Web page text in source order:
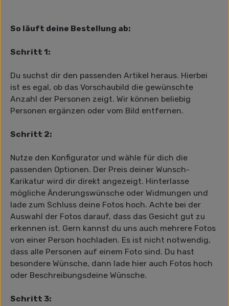
So läuft deine Bestellung ab:
Schritt 1:
Du suchst dir den passenden Artikel heraus. Hierbei
ist es egal, ob das Vorschaubild die gewünschte
Anzahl der Personen zeigt. Wir können beliebig
Personen ergänzen oder vom Bild entfernen.
Schritt 2:
Nutze den Konfigurator und wähle für dich die
passenden Optionen. Der Preis deiner Wunsch-
Karikatur wird dir direkt angezeigt. Hinterlasse
mögliche Änderungswünsche oder Widmungen und
lade zum Schluss deine Fotos hoch. Achte bei der
Auswahl der Fotos darauf, dass das Gesicht gut zu
erkennen ist. Gern kannst du uns auch mehrere Fotos
von einer Person hochladen. Es ist nicht notwendig,
dass alle Personen auf einem Foto sind. Du hast
besondere Wünsche, dann lade hier auch Fotos hoch
oder Beschreibungsdeine Wünsche.
Schritt 3: